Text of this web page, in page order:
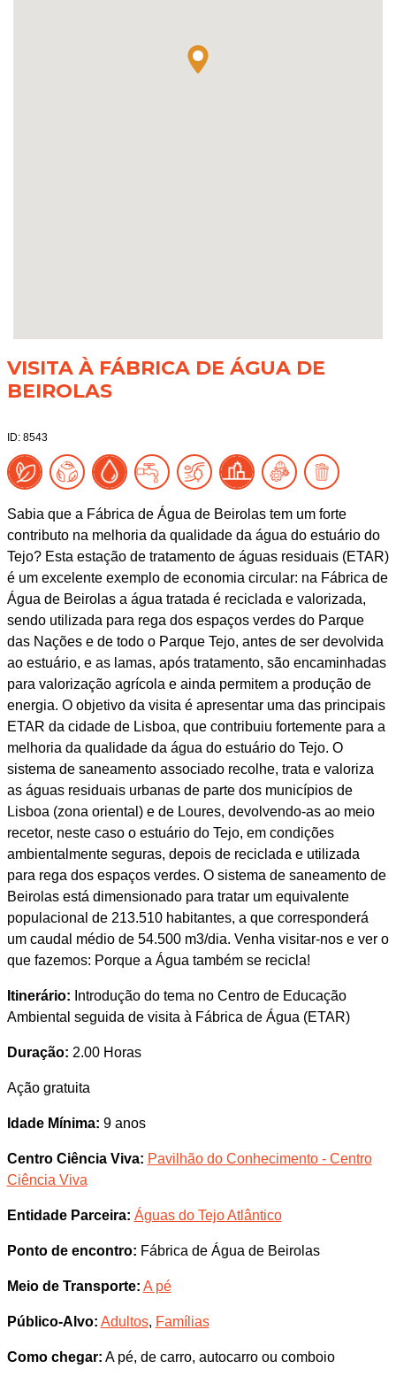
VISITA À FÁBRICA DE ÁGUA DE
BEIROLAS
ID: 8543
Sabia que a Fábrica de Água de Beirolas tem um forte
contributo na melhoria da qualidade da água do estuário do
Tejo? Esta estação de tratamento de águas residuais (ETAR)
é um excelente exemplo de economia circular: na Fábrica de
Água de Beirolas a água tratada é reciclada e valorizada,
sendo utilizada para rega dos espaços verdes do Parque
das Nações e de todo o Parque Tejo, antes de ser devolvida
ao estuário, e as lamas, após tratamento, são encaminhadas
para valorização agrícola e ainda permitem a produção de
energia. O objetivo da visita é apresentar uma das principais
ETAR da cidade de Lisboa, que contribuiu fortemente para a
melhoria da qualidade da água do estuário do Tejo. O
sistema de saneamento associado recolhe, trata e valoriza
as águas residuais urbanas de parte dos municípios de
Lisboa (zona oriental) e de Loures, devolvendo-as ao meio
recetor, neste caso o estuário do Tejo, em condições
ambientalmente seguras, depois de reciclada e utilizada
para rega dos espaços verdes. O sistema de saneamento de
Beirolas está dimensionado para tratar um equivalente
populacional de 213.510 habitantes, a que corresponderá
um caudal médio de 54.500 m3/dia. Venha visitar-nos e ver o
que fazemos: Porque a Água também se recicla!
Itinerário: Introdução do tema no Centro de Educação
Ambiental seguida de visita à Fábrica de Água (ETAR)
Duração: 2.00 Horas
Ação gratuita
Idade Mínima: 9 anos
Centro Ciência Viva: Pavilhão do Conhecimento - Centro
Ciência Viva
Entidade Parceira: Águas do Tejo Atlântico
Ponto de encontro: Fábrica de Água de Beirolas
Meio de Transporte: A pé
Público-Alvo: Adultos, Famílias
Como chegar: A pé, de carro, autocarro ou comboio